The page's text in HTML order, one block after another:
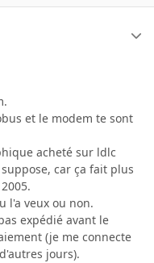
et le modem te sont
acheté sur ldlc
car ça fait plus
l'a veux ou non.
expédié avant le
(je me connecte
jours).